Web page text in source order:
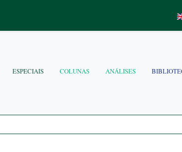
ESPECIAIS COLUNAS ANÁLISES